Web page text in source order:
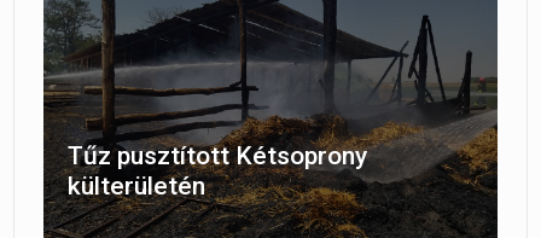
Tűz pusztított Kétsoprony
külterületén